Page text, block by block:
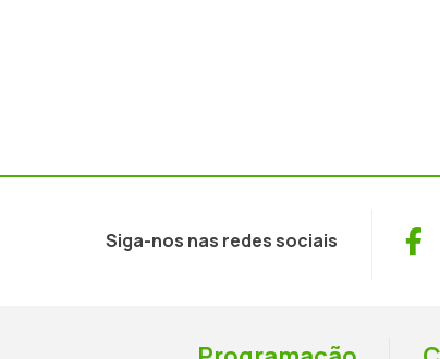
Siga-nos nas redes sociais